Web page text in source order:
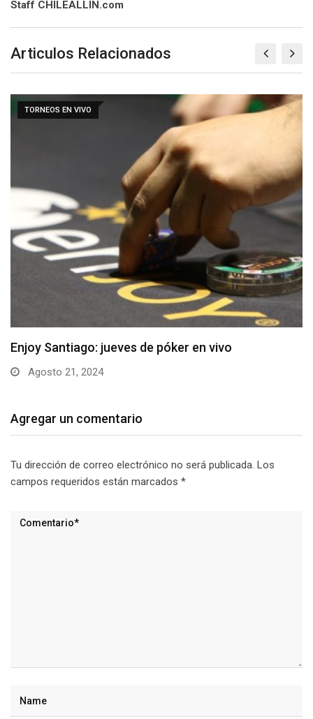
Staff CHILEALLIN.com
Articulos Relacionados
TORNEOS EN VIVO
La World Series Of Poker cambia de dueños.
Agosto 15, 2024
Agregar un comentario
Tu dirección de correo electrónico no será publicada. Los
campos requeridos están marcados *